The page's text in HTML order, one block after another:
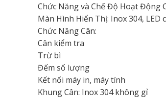
Chức Năng và Chế Độ Hoạt Động
Màn Hình Hiển Thị: Inox 304,
Chức Năng Cân:
Cân kiểm tra
Trừ bì
Đếm số lượng
Kết nối máy in, máy tính
Khung Cân: Inox 304 không gỉ